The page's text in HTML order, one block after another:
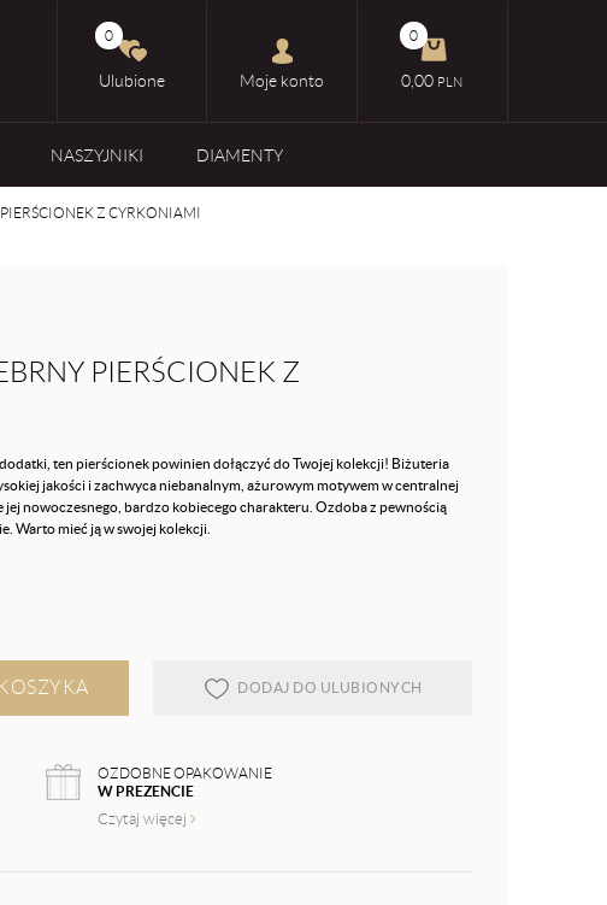
0
Ulubione Moje konto
0
0,00 PLN
NASZYJNIKI DIAMENTY
Z CYRKONIAMI
PIERŚCIONEK Z
ten pierścionek powinien dołączyć do Twojej kolekcji! Biżuteria
jakości i zachwyca niebanalnym, ażurowym motywem w centralnej
jej nowoczesnego, bardzo kobiecego charakteru. Ozdoba z pewnością
Warto mieć ją w swojej kolekcji.
DODAJ DO ULUBIONYCH
OZDOBNE OPAKOWANIE
W PREZENCIE
Czytaj więcej